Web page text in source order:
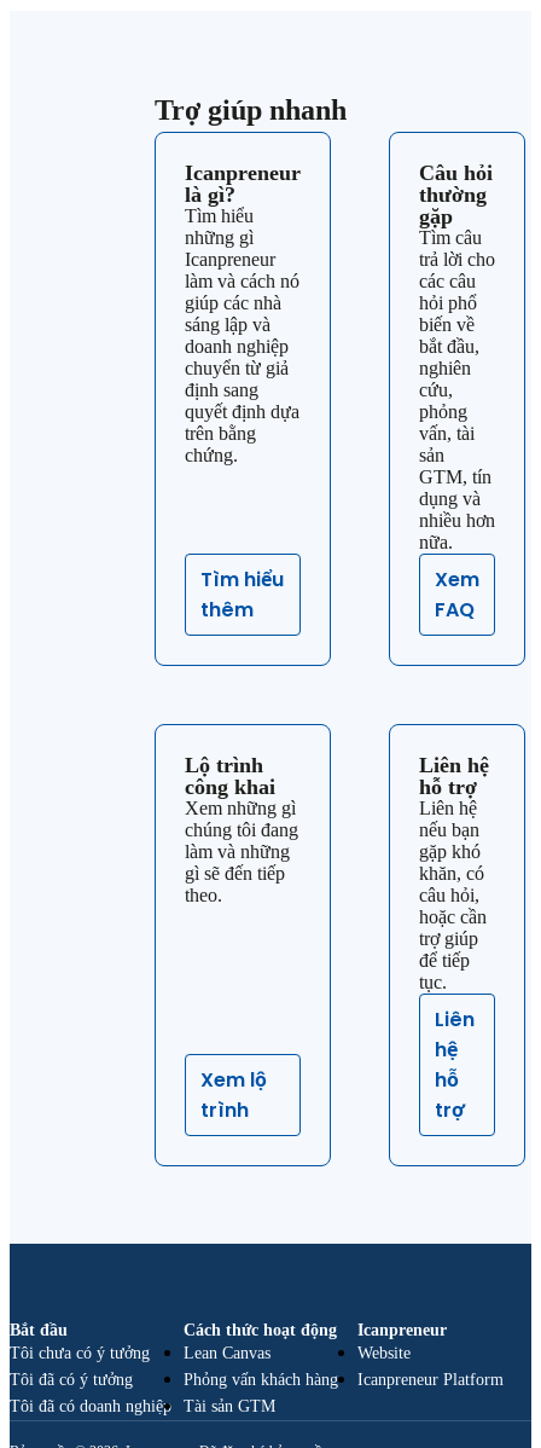
Trợ giúp nhanh
Icanpreneur
là gì?
Tìm hiểu
những gì
Icanpreneur
làm và cách nó
giúp các nhà
sáng lập và
doanh nghiệp
chuyển từ giả
định sang
quyết định dựa
trên bằng
chứng.
Tìm hiểu
thêm
Câu hỏi
thường
gặp
Tìm câu
trả lời cho
các câu
hỏi phổ
biến về
bắt đầu,
nghiên
cứu,
phỏng
vấn, tài
sản
GTM, tín
dụng và
nhiều hơn
nữa.
Xem
FAQ
Lộ trình
công khai
Xem những gì
chúng tôi đang
làm và những
gì sẽ đến tiếp
theo.
Xem lộ
trình
Liên hệ
hỗ trợ
Liên hệ
nếu bạn
gặp khó
khăn, có
câu hỏi,
hoặc cần
trợ giúp
để tiếp
tục.
Liên
hệ
hỗ
trợ
Bắt đầu
Tôi chưa có ý tưởng
Tôi đã có ý tưởng
Tôi đã có doanh nghiệp
Cách thức hoạt động
Lean Canvas
Phỏng vấn khách hàng
Tài sản GTM
Icanpreneur
Website
Icanpreneur Platform